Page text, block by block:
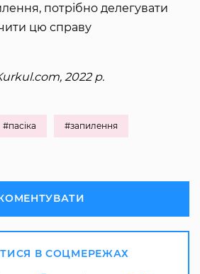
потрібно делегувати
цю справу
2022 р.
#пасіка #запилення
В СОЦМЕРЕЖАХ